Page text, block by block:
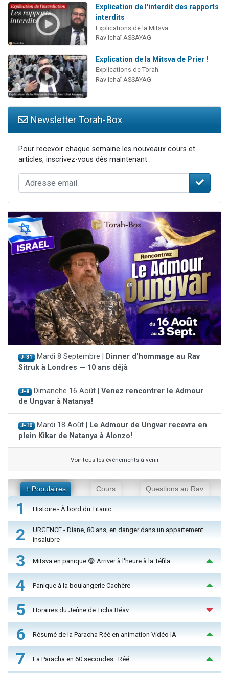
Explication de l'interdit des rapports
interdits
Explications de la Mitsva
Rav Ichaï ASSAYAG
Explication de la Mitsva de Prier !
Explications de Torah
Rav Ichaï ASSAYAG
Newsletter Torah-Box
Pour recevoir chaque semaine les nouveaux cours et
articles, inscrivez-vous dès maintenant :
J-31 Mardi 8 Septembre |
Dinner d'hommage au Rav
Sitruk à Londres — 10 ans déjà
J-8 Dimanche 16 Août | Venez rencontrer le Admour
de Ungvar à Natanya!
J-10 Mardi 18 Août |
Le Admour de Ungvar recevra en
plein Kikar de Natanya à Alonzo!
Voir tous les événements à venir
+ Populaires Cours Questions au Rav
1 Histoire - À bord du Titanic
2
URGENCE - Diane, 80 ans, en danger dans un appartement
insalubre
3 Mitsva en panique 😨 Arriver à l'heure à la Téfila
4 Panique à la boulangerie Cachère
5 Horaires du Jeûne de Ticha Béav
6 Résumé de la Paracha Réé en animation Vidéo IA
7 La Paracha en 60 secondes : Réé